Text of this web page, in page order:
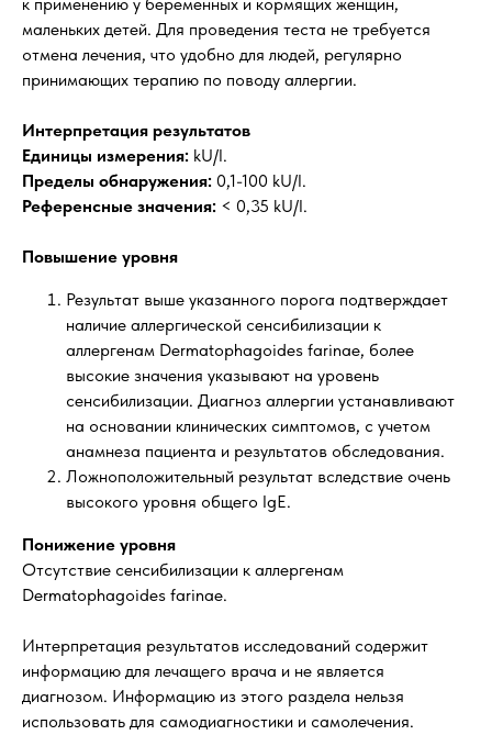
маленьких детей. Для проведения теста не требуется
отмена лечения, что удобно для людей, регулярно
принимающих терапию по поводу аллергии.
Интерпретация результатов
Единицы измерения: kU/l.
Пределы обнаружения: 0,1-100 kU/l.
Референсные значения: < 0,35 kU/l.
Повышение уровня
Результат выше указанного порога подтверждает
наличие аллергической сенсибилизации к
аллергенам Dermatophagoides farinaе, более
высокие значения указывают на уровень
сенсибилизации. Диагноз аллергии устанавливают
на основании клинических симптомов, с учетом
анамнеза пациента и результатов обследования.
Ложноположительный результат вследствие очень
высокого уровня общего IgE.
Понижение уровня
Отсутствие сенсибилизации к аллергенам
Dermatophagoides farinaе.
Интерпретация результатов исследований содержит
информацию для лечащего врача и не является
диагнозом. Информацию из этого раздела нельзя
использовать для самодиагностики и самолечения.